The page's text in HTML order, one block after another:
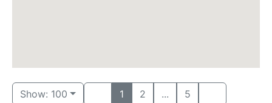
Show: 100 1 2 ... 5